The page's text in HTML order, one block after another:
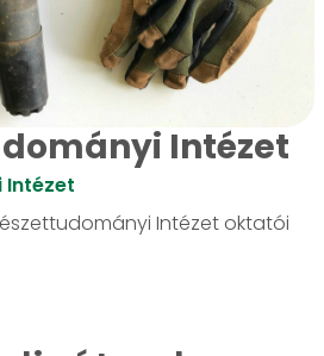
Intézet
Intézet
Intézet oktatói